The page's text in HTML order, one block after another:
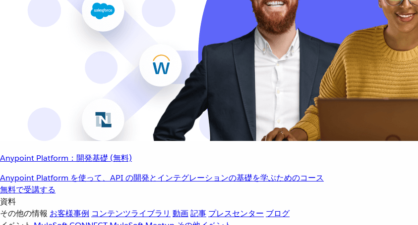
Anypoint Platform：開発基礎 (無料)
Anypoint Platform を使って、API の開発とインテグレーションの基礎を学ぶためのコース
無料で受講する
資料
その他の情報 お客様事例 コンテンツライブラリ 動画記事 プレスセンター ブログ